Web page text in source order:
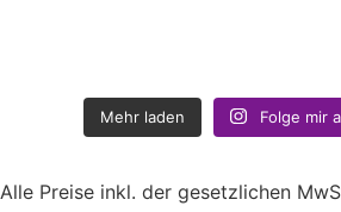
Mehr laden Folge mir
Alle Preise inkl. der gesetzlichen